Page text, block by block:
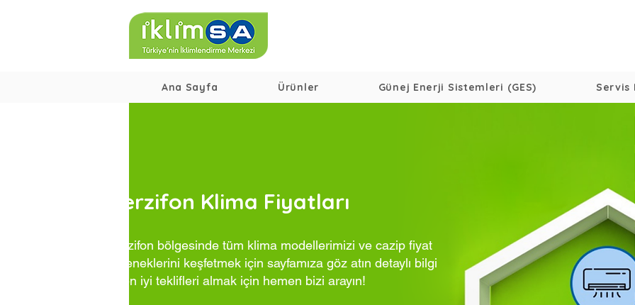
Ana Sayfa Ürünler Günej Enerji Sistemleri (GES) Servis
Merzifon Klima Fiyatları
Merzifon bölgesinde tüm klima modellerimizi ve cazip fiyat
seçeneklerini keşfetmek için sayfamıza göz atın detaylı bilgi
ve en iyi teklifleri almak için hemen bizi arayın!